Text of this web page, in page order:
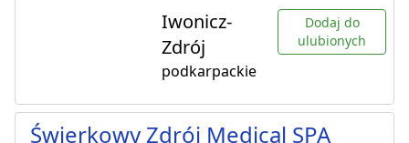
Iwonicz-
Zdrój
podkarpackie
Dodaj do
ulubionych
Świerkowy Zdrój Medical SPA